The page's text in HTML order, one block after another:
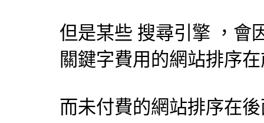
但是某些 搜尋引擎 ，會
關鍵字費用的網站排序
而未付費的網站排序在